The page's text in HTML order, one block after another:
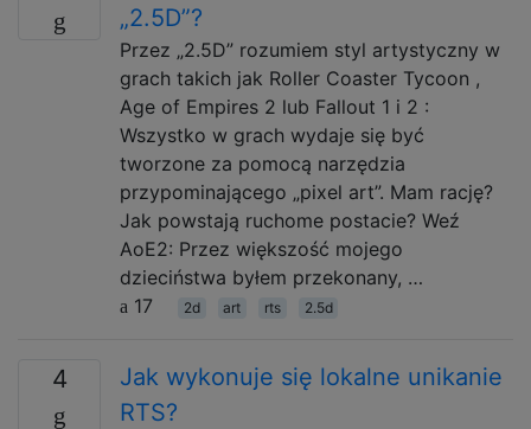
„2.5D”?
Przez „2.5D” rozumiem styl artystyczny w
grach takich jak Roller Coaster Tycoon ,
Age of Empires 2 lub Fallout 1 i 2 :
Wszystko w grach wydaje się być
tworzone za pomocą narzędzia
przypominającego „pixel art”. Mam rację?
Jak powstają ruchome postacie? Weź
AoE2: Przez większość mojego
dzieciństwa byłem przekonany, …
17
2d art rts 2.5d
4
Jak wykonuje się lokalne unikanie
RTS?